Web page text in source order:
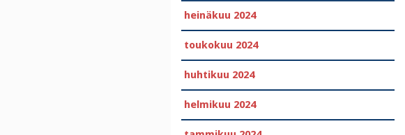
heinäkuu 2024
toukokuu 2024
huhtikuu 2024
helmikuu 2024